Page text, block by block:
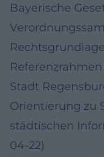
Bayerische
Stadt
Orientierung zu
städtischen
04-22)